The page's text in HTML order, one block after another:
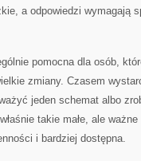
a odpowiedzi wymagają
pomocna dla osób,
zmiany. Czasem
jeden schemat albo
takie małe, ale
i bardziej dostępna.